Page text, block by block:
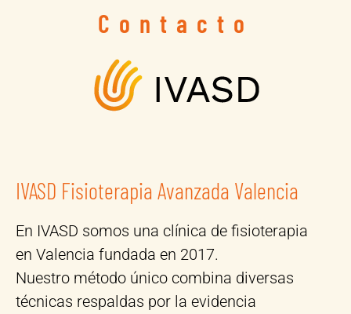
Contacto
IVASD Fisioterapia Avanzada Valencia
En IVASD somos una clínica de fisioterapia
en Valencia fundada en 2017.
Nuestro método único combina diversas
técnicas respaldas por la evidencia